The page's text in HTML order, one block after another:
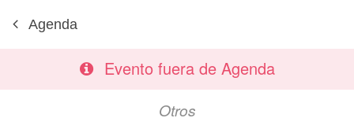
Agenda
Evento fuera de Agenda
Otros